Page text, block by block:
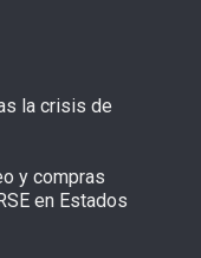
la crisis de
y compras
en Estados